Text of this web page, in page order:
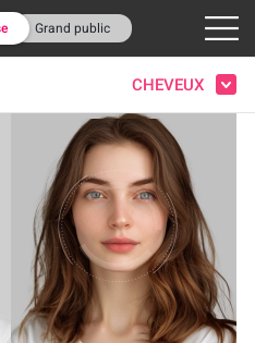
Grand public
CHEVEUX